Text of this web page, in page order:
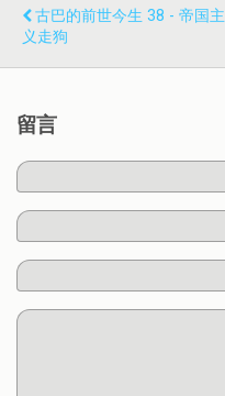
古巴的前世今生 38 - 帝国主
义走狗
留言